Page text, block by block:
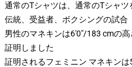
通常のTシャツは、通常のTシャツ
伝統、受益者、ボクシングの試合
男性のマネキンは6'0"/183 cmの
証明しました
証明されるフェミニン マネキン